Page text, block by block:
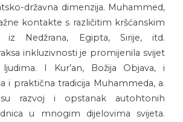
državna dimenzija. Muhammed,
kontakte s različitim kršćanskim
iz Nedžrana, Egipta, Sirije, itd.
inkluzivnosti je promijenila svijet
I Kur’an, Božija Objava, i
i praktična tradicija Muhammeda, a.
razvoj i opstanak autohtonih
u mnogim dijelovima svijeta.